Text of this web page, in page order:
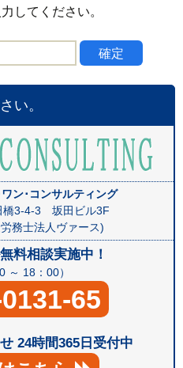
してください。
い。
ン･コンサルティング
橋3-4-3 坂田ビル3F
務士法人ヴァース)
料相談実施中！
～ 18：00）
65
24時間365日受付中